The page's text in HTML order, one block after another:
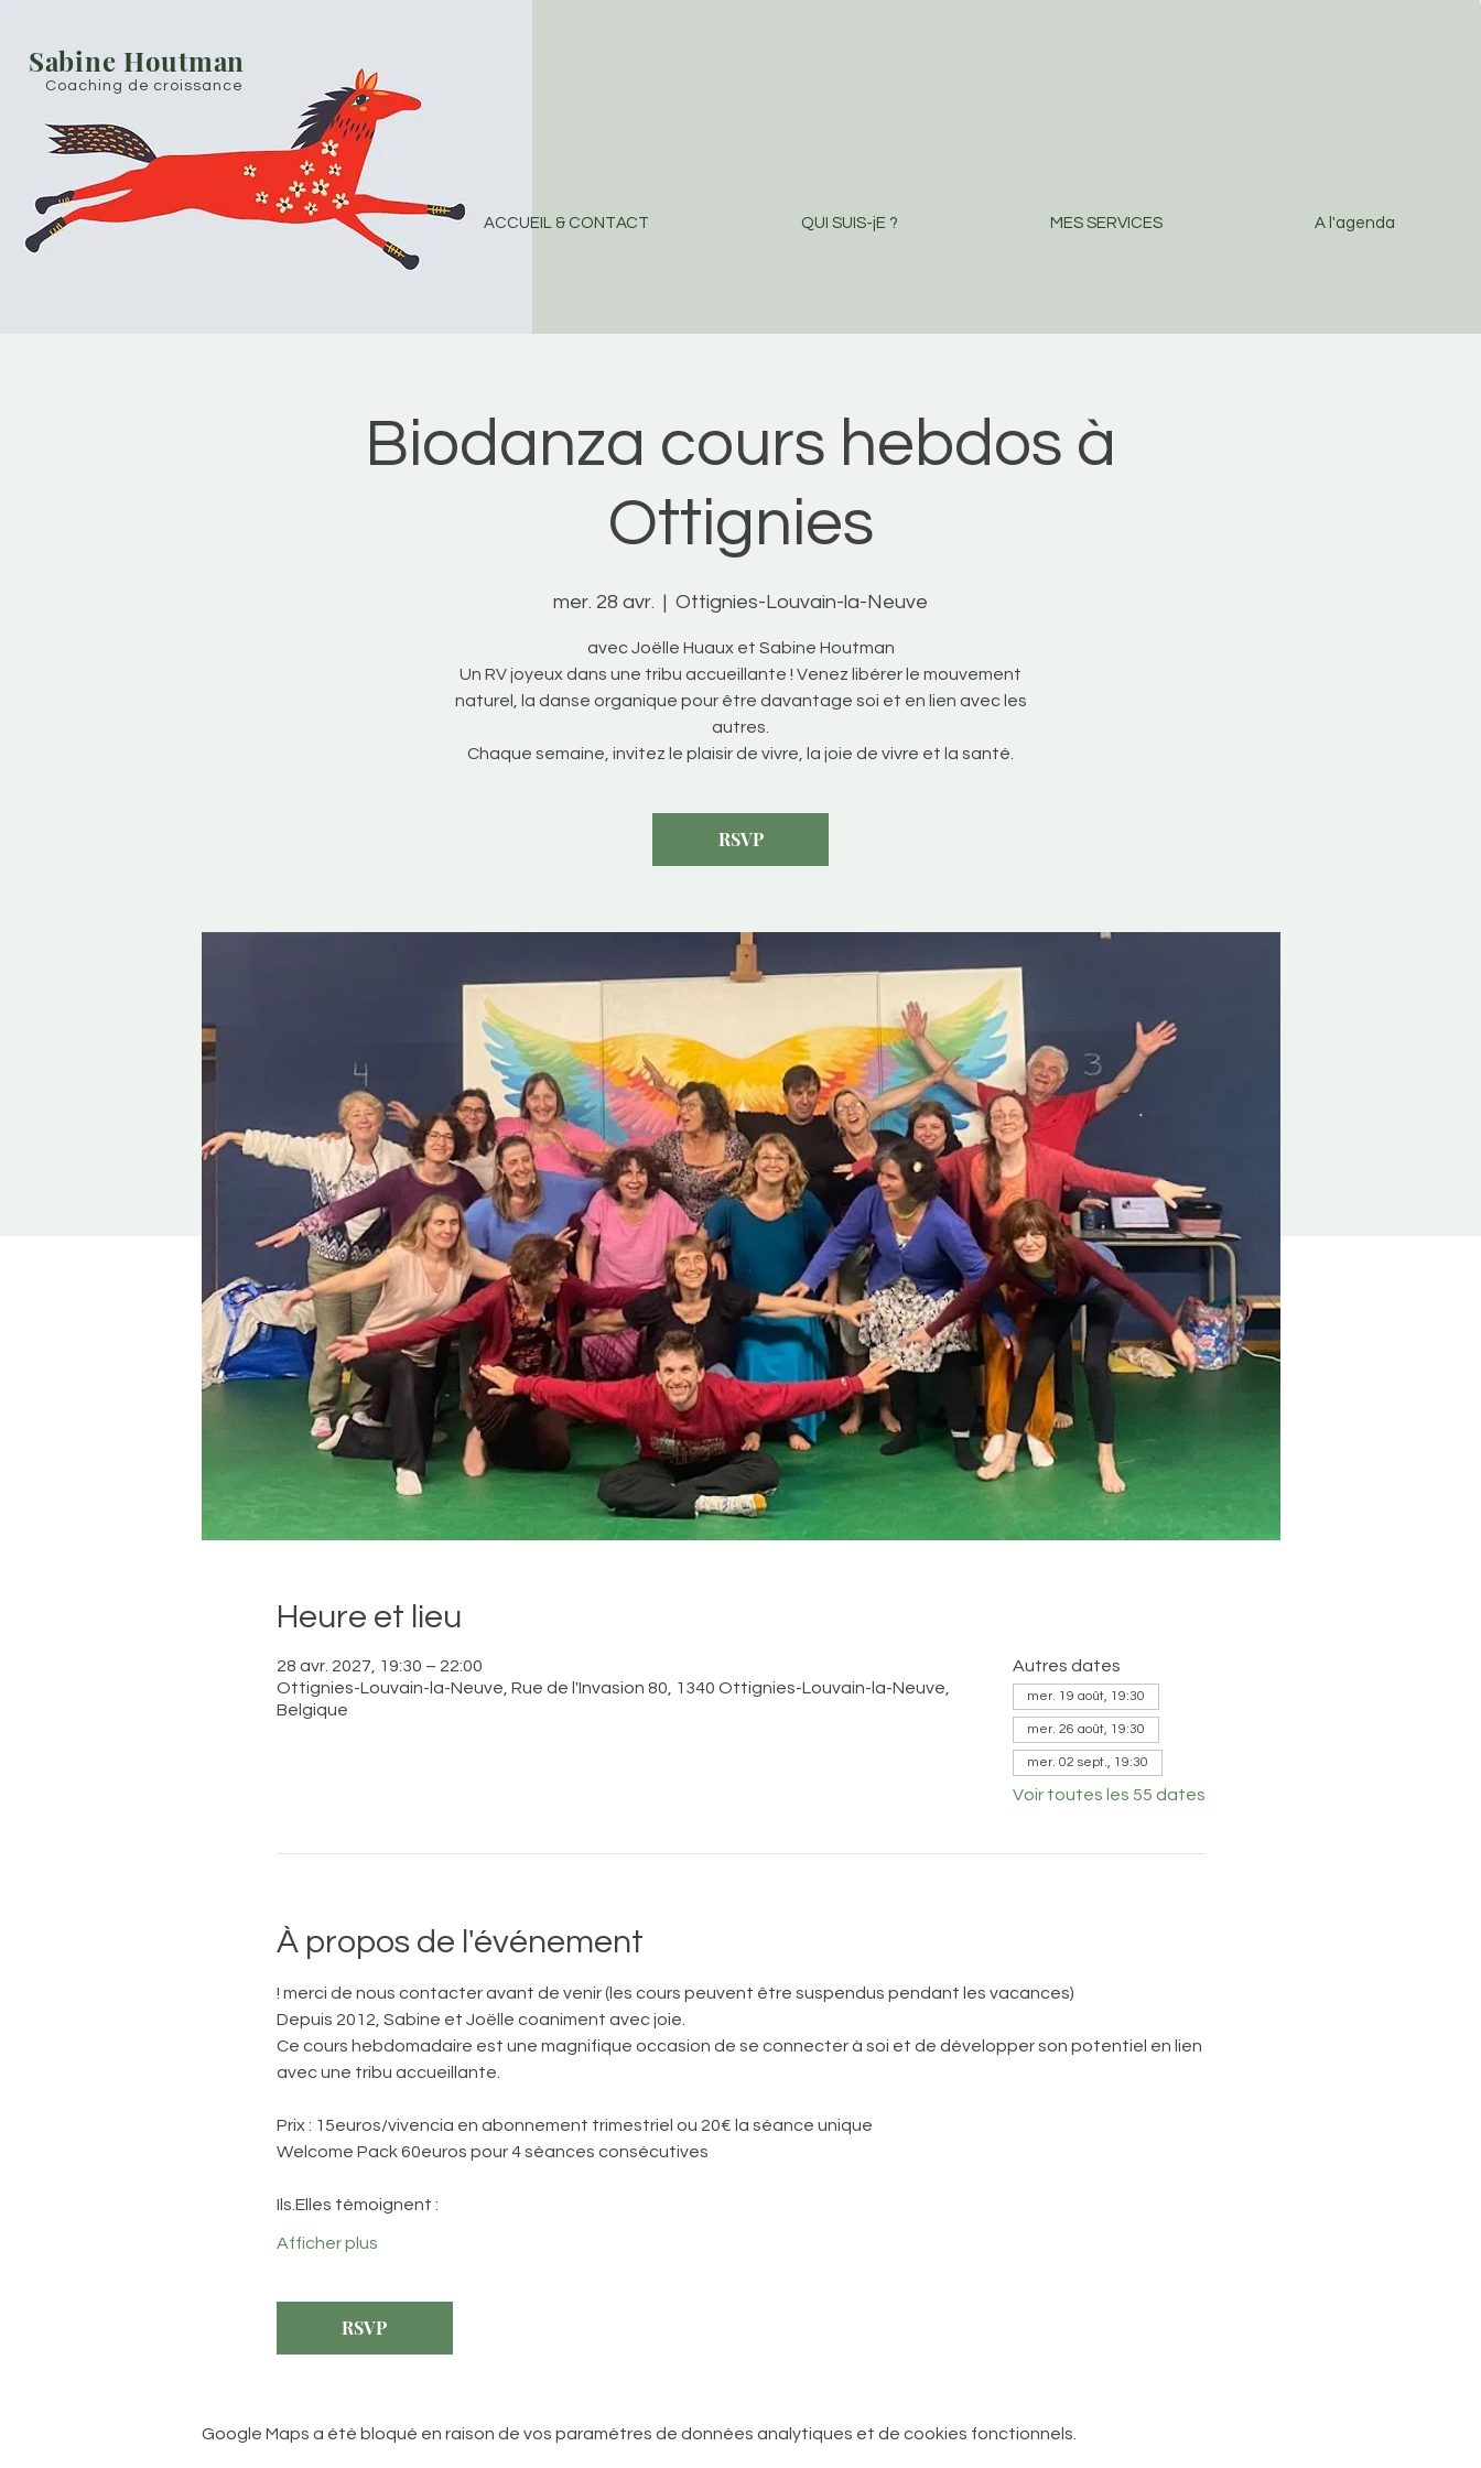
Sabine Houtman
Coaching de croissance
ACCUEIL & CONTACT QUI SUIS-jE ? MES SERVICES A l'agenda
Biodanza cours hebdos à
Ottignies
mer. 28 avr.
  |
Ottignies-Louvain-la-Neuve
avec Joëlle Huaux et Sabine Houtman
Un RV joyeux dans une tribu accueillante ! Venez libérer le mouvement
naturel, la danse organique pour être davantage soi et en lien avec les
autres.
Chaque semaine, invitez le plaisir de vivre, la joie de vivre et la santé.
RSVP
Heure et lieu
28 avr. 2027, 19:30 – 22:00
Ottignies-Louvain-la-Neuve, Rue de l'Invasion 80, 1340 Ottignies-Louvain-la-Neuve,
Belgique
Autres dates
mer. 19 août, 19:30
mer. 26 août, 19:30
mer. 02 sept., 19:30
Voir toutes les 55 dates
À propos de l'événement
! merci de nous contacter avant de venir (les cours peuvent être suspendus pendant les vacances)
Depuis 2012, Sabine et Joëlle coaniment avec joie.
Ce cours hebdomadaire est une magnifique occasion de se connecter à soi et de développer son potentiel en lien
avec une tribu accueillante.
Prix : 15euros/vivencia en abonnement trimestriel ou 20€ la séance unique
Welcome Pack 60euros pour 4 séances consécutives
Ils.Elles témoignent :
Afficher plus
RSVP
Google Maps a été bloqué en raison de vos paramètres de données analytiques et de cookies fonctionnels.